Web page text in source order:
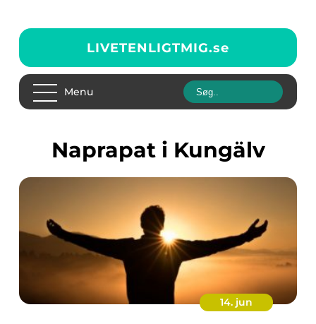
LIVETENLIGTMIG.se
Menu
Naprapat i Kungälv
14. jun